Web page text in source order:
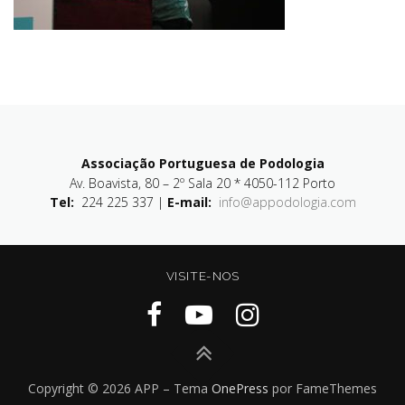
Associação Portuguesa de Podologia
Av. Boavista, 80 – 2º Sala 20 * 4050-112 Porto
Tel: 224 225 337 | E-mail: info@appodologia.com
VISITE-NOS
Copyright © 2026 APP – Tema OnePress por FameThemes